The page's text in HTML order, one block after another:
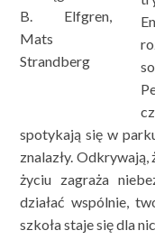
spotykają się w
znalazły. Odkrywają,
życiu zagraża
działać wspólnie,
szkoła staje się dla